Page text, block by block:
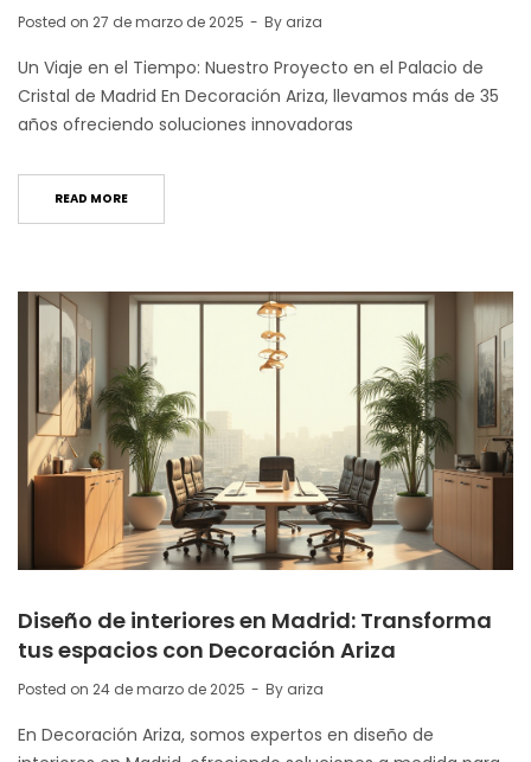
Posted on 27 de marzo de 2025 By ariza
Un Viaje en el Tiempo: Nuestro Proyecto en el Palacio de
Cristal de Madrid En Decoración Ariza, llevamos más de 35
años ofreciendo soluciones innovadoras
READ MORE
Diseño de interiores en Madrid: Transforma
tus espacios con Decoración Ariza
Posted on 24 de marzo de 2025 By ariza
En Decoración Ariza, somos expertos en diseño de